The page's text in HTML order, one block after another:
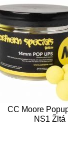
CC Moore
NS1 Žltá